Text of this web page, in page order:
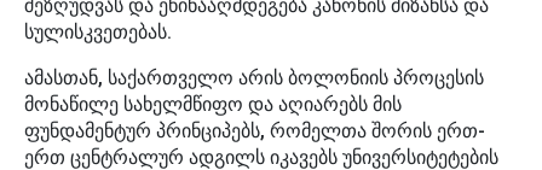
შეზღუდვას და ეწინააღმდეგება კანონის მიზანსა და
სულისკვეთებას.
ამასთან, საქართველო არის ბოლონიის პროცესის
მონაწილე სახელმწიფო და აღიარებს მის
ფუნდამენტურ პრინციპებს, რომელთა შორის ერთ-
ერთ ცენტრალურ ადგილს იკავებს უნივერსიტეტების